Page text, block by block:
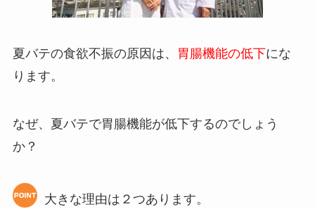
夏バテの食欲不振の原因は、 胃腸機能の低下にな
ります。
なぜ、夏バテで胃腸機能が低下するのでしょう
か？
大きな理由は２つあります。